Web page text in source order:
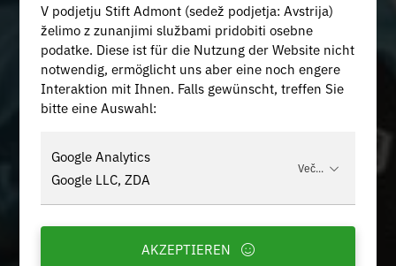
V podjetju Stift Admont (sedež podjetja: Avstrija)
želimo z zunanjimi službami pridobiti osebne
podatke. Diese ist für die Nutzung der Website nicht
notwendig, ermöglicht uns aber eine noch engere
Interaktion mit Ihnen. Falls gewünscht, treffen Sie
bitte eine Auswahl:
Google Analytics
Google LLC, ZDA
Več...
AKZEPTIEREN